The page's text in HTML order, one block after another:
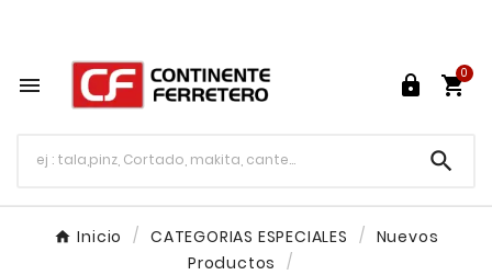
  
0

Inicio CATEGORIAS ESPECIALES
Nuevos
Productos